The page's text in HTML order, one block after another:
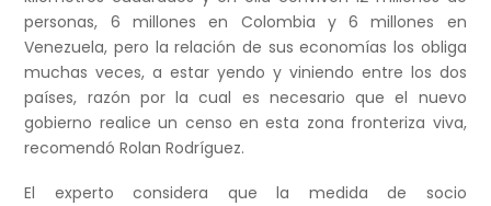
personas, 6 millones en Colombia y 6 millones en
Venezuela, pero la relación de sus economías los obliga
muchas veces, a estar yendo y viniendo entre los dos
países, razón por la cual es necesario que el nuevo
gobierno realice un censo en esta zona fronteriza viva,
recomendó Rolan Rodríguez.
El experto considera que la medida de socio